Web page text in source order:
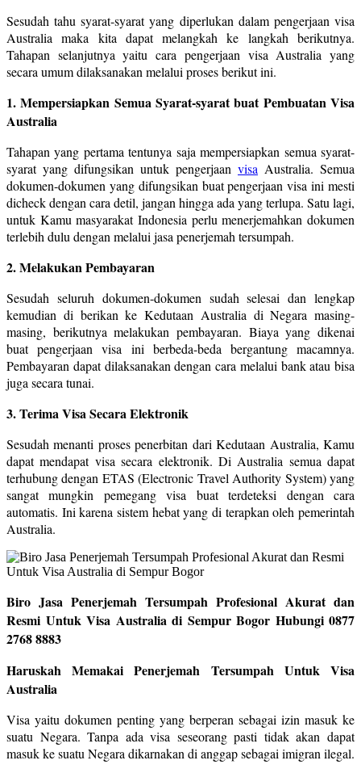
Sesudah tahu syarat-syarat yang diperlukan dalam pengerjaan visa
Australia maka kita dapat melangkah ke langkah berikutnya.
Tahapan selanjutnya yaitu cara pengerjaan visa Australia yang
secara umum dilaksanakan melalui proses berikut ini.
1. Mempersiapkan Semua Syarat-syarat buat Pembuatan Visa
Australia
Tahapan yang pertama tentunya saja mempersiapkan semua syarat-
syarat yang difungsikan untuk pengerjaan visa Australia. Semua
dokumen-dokumen yang difungsikan buat pengerjaan visa ini mesti
dicheck dengan cara detil, jangan hingga ada yang terlupa. Satu lagi,
untuk Kamu masyarakat Indonesia perlu menerjemahkan dokumen
terlebih dulu dengan melalui jasa penerjemah tersumpah.
2. Melakukan Pembayaran
Sesudah seluruh dokumen-dokumen sudah selesai dan lengkap
kemudian di berikan ke Kedutaan Australia di Negara masing-
masing, berikutnya melakukan pembayaran. Biaya yang dikenai
buat pengerjaan visa ini berbeda-beda bergantung macamnya.
Pembayaran dapat dilaksanakan dengan cara melalui bank atau bisa
juga secara tunai.
3. Terima Visa Secara Elektronik
Sesudah menanti proses penerbitan dari Kedutaan Australia, Kamu
dapat mendapat visa secara elektronik. Di Australia semua dapat
terhubung dengan ETAS (Electronic Travel Authority System) yang
sangat mungkin pemegang visa buat terdeteksi dengan cara
automatis. Ini karena sistem hebat yang di terapkan oleh pemerintah
Australia.
Biro Jasa Penerjemah Tersumpah Profesional Akurat dan
Resmi Untuk Visa Australia di Sempur Bogor Hubungi 0877
2768 8883
Haruskah Memakai Penerjemah Tersumpah Untuk Visa
Australia
Visa yaitu dokumen penting yang berperan sebagai izin masuk ke
suatu Negara. Tanpa ada visa seseorang pasti tidak akan dapat
masuk ke suatu Negara dikarnakan di anggap sebagai imigran ilegal.